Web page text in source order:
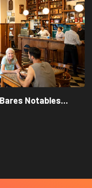
Notables...